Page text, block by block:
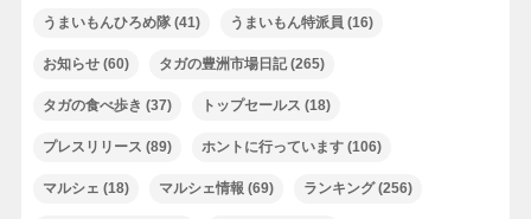
うまいもんひろめ隊(41) うまいもん特派員 (16)
お知らせ(60) タガの豊洲市場日記(265)
タガの食べ歩き (37) トップセールス (18)
プレスリリース (89) ホントに行っています(106)
マルシェ (18) マルシェ情報 (69) ランキング(256)